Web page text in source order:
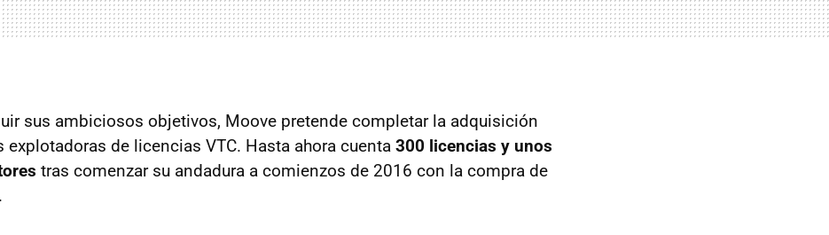
sus ambiciosos objetivos, Moove pretende completar la adquisición
explotadoras de licencias VTC. Hasta ahora cuenta 300 licencias y unos
tras comenzar su andadura a comienzos de 2016 con la compra de